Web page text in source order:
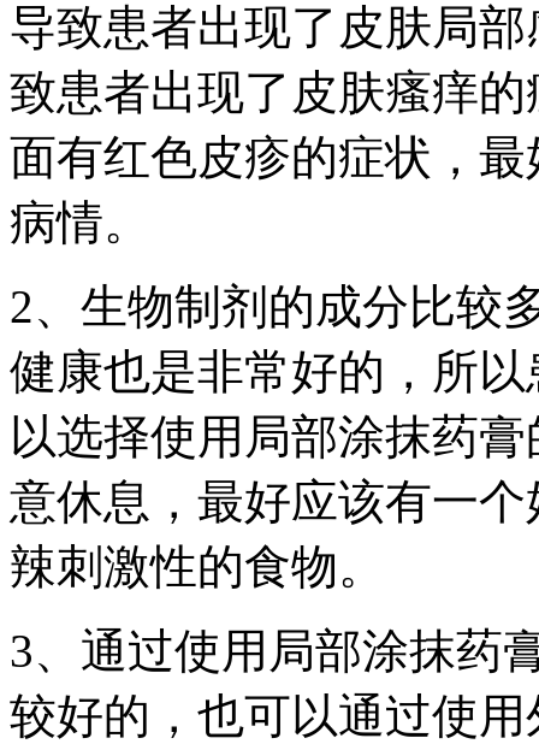
导致患者出现了皮肤局
致患者出现了皮肤瘙痒
面有红色皮疹的症状，
病情。
2、生物制剂的成分比较
健康也是非常好的，所
以选择使用局部涂抹药
意休息，最好应该有一
辣刺激性的食物。
3、通过使用局部涂抹药
较好的，也可以通过使